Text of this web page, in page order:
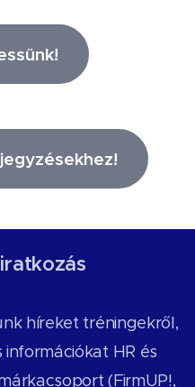
híreket tréningekről,
HR és
(FirmUP!,